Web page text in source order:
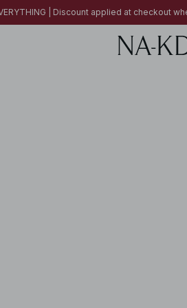
| Discount applied at checkout